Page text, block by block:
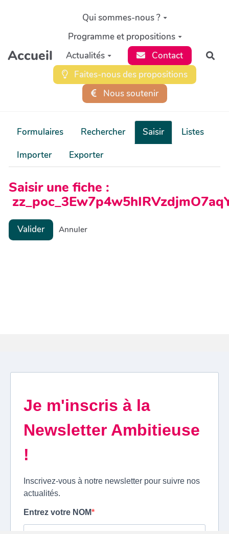
Aller au contenu principal
Accueil
Qui sommes-nous ?
Programme et propositions
Actualités
Contact
Faites-nous des propositions
Nous soutenir
Formulaires Rechercher Saisir
Listes
Importer
Exporter
Saisir une fiche :
Valider Annuler